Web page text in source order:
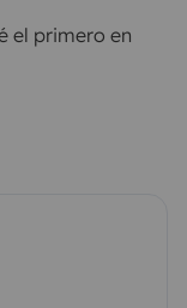
el primero en